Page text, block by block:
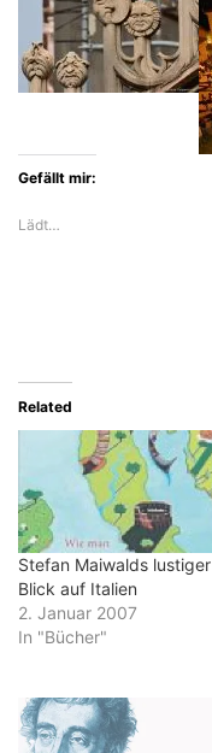
Gefällt mir:
Lädt…
Related
Stefan Maiwalds lustiger
Blick auf Italien
2. Januar 2007
In "Bücher"